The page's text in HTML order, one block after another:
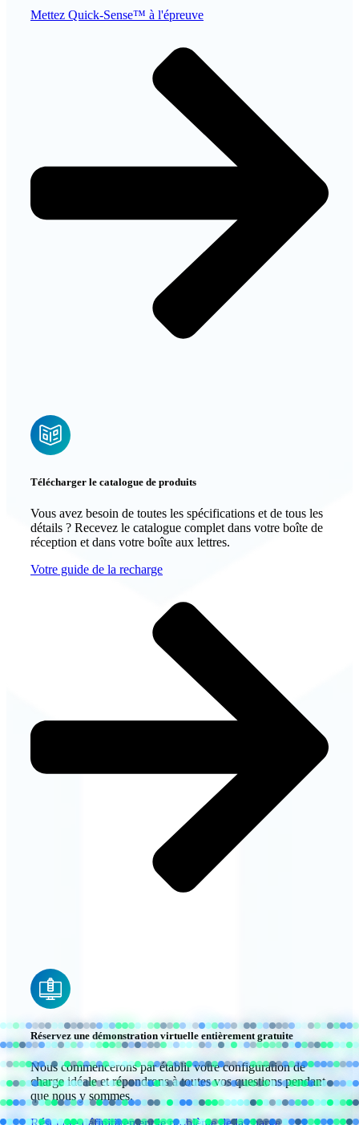
Mettez Quick-Sense™ à l'épreuve
Télécharger le catalogue de produits
Vous avez besoin de toutes les spécifications et de tous les
détails ? Recevez le catalogue complet dans votre boîte de
réception et dans votre boîte aux lettres.
Votre guide de la recharge
Réservez une démonstration virtuelle entièrement gratuite
Nous commencerons par établir votre configuration de
charge idéale et répondrons à toutes vos questions pendant
que nous y sommes.